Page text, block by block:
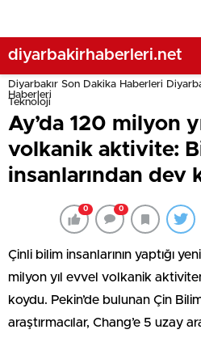
diyarbakirhaberleri.net
Diyarbakır Son Dakika Haberleri
Haberleri
Teknoloji
Ay’da 120 milyon
volkanik aktivite:
insanlarından dev
0 0
Çinli bilim insanlarının yaptığı
milyon yıl evvel volkanik
koydu. Pekin’de bulunan Çin
araştırmacılar, Chang’e 5 uzay